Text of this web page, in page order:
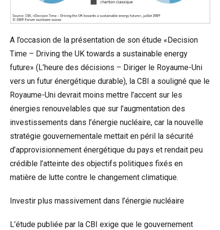
A l’occasion de la présentation de son étude «Decision
Time – Driving the UK towards a sustainable energy
future» (L’heure des décisions – Diriger le Royaume-Uni
vers un futur énergétique durable), la CBI a souligné que le
Royaume-Uni devrait moins mettre l’accent sur les
énergies renouvelables que sur l’augmentation des
investissements dans l’énergie nucléaire, car la nouvelle
stratégie gouvernementale mettait en péril la sécurité
d’approvisionnement énergétique du pays et rendait peu
crédible l’atteinte des objectifs politiques fixés en
matière de lutte contre le changement climatique.
Investir plus massivement dans l’énergie nucléaire
L’étude publiée par la CBI exige que le gouvernement